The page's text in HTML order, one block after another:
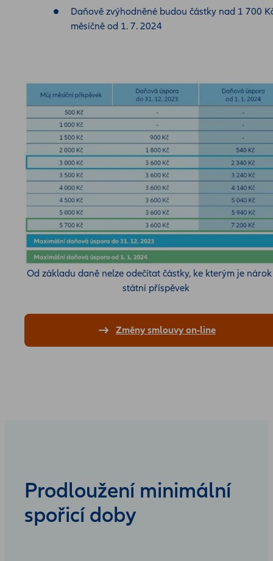
Daňově zvýhodněné budou částky nad 1 700
měsíčně od 1. 7. 2024
Od základu daně nelze odečítat částky, ke kterým je
státní příspěvek
Změny smlouvy on-line
Prodloužení minimální
spořicí doby